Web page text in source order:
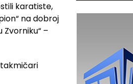
karatiste,
na dobroj
–
takmičari